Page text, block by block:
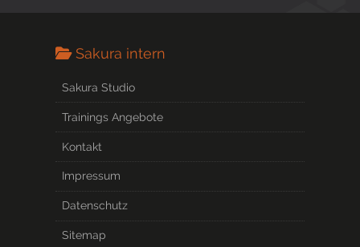
Sakura intern
Sakura Studio
Trainings Angebote
Kontakt
Impressum
Datenschutz
Sitemap